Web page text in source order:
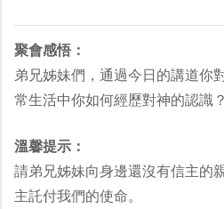
聚會感悟：
弟兄姊妹們，通過今日的講道你
常生活中你如何經歷對神的認識？
溫馨提示：
請弟兄姊妹向身邊還沒有信主的
主託付我們的使命。